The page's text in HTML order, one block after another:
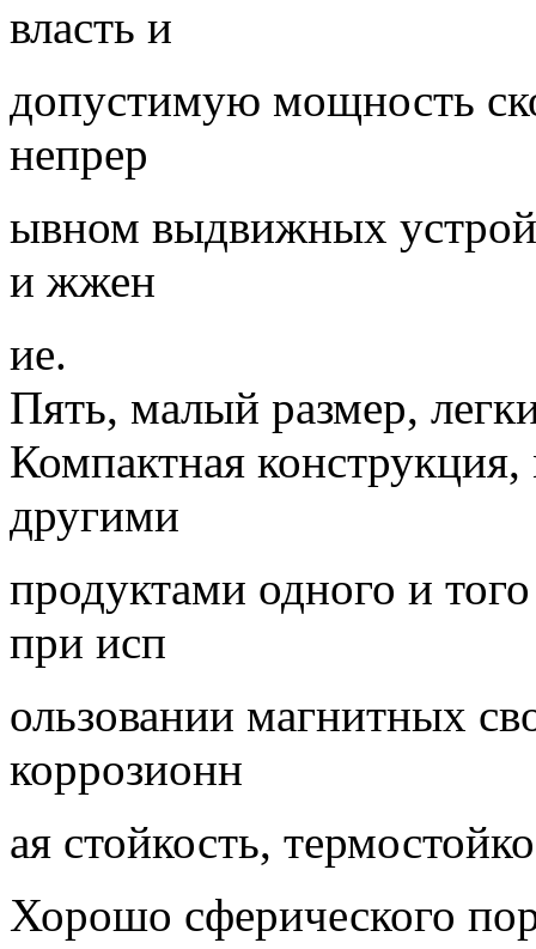
власть и
допустимую мощность
непрер
ывном выдвижных
и жжен
ие.
Пять, малый размер,
Компактная
другими
продуктами одного и
при исп
ользовании магнитных
коррозионн
ая стойкость,
Хорошо сферического